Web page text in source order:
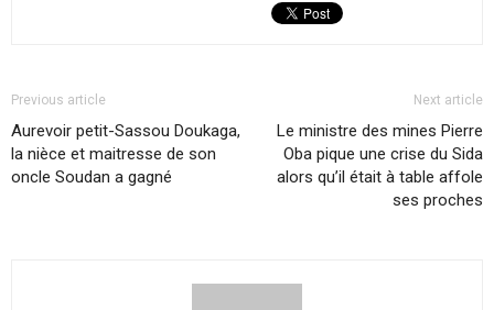
Previous article
Aurevoir petit-Sassou Doukaga,
la nièce et maitresse de son
oncle Soudan a gagné
Next article
Le ministre des mines Pierre
Oba pique une crise du Sida
alors qu’il était à table affole
ses proches